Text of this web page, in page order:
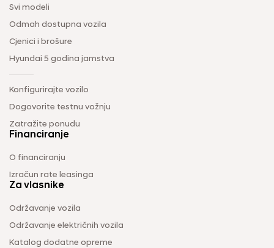
Svi modeli
Odmah dostupna vozila
Cjenici i brošure
Hyundai 5 godina jamstva
Konfigurirajte vozilo
Dogovorite testnu vožnju
Zatražite ponudu
Financiranje
O financiranju
Izračun rate leasinga
Za vlasnike
Održavanje vozila
Održavanje električnih vozila
Katalog dodatne opreme